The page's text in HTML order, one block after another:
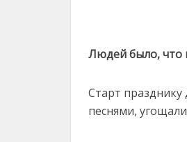
Людей было, что
Старт празднику
песнями,